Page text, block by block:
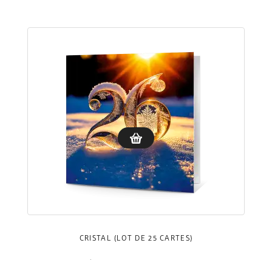
CRISTAL (LOT DE 25 CARTES)